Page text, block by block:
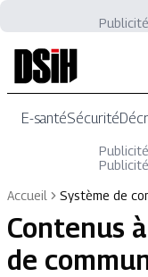
E-santéSécurité
Accueil
Système de
Contenus
de